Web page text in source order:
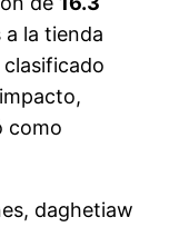
a la tienda
como
daghetiaw